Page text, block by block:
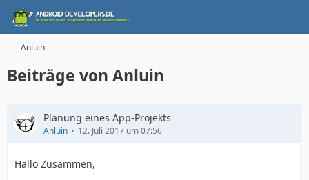
Anluin
Beiträge von Anluin
Planung eines App-Projekts
Anluin 12. Juli 2017 um 07:56
Hallo Zusammen,